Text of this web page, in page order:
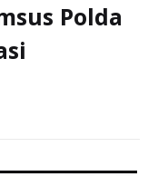
Polda